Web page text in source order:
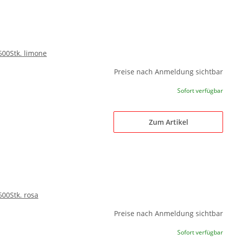
limone
Preise nach Anmeldung sichtbar
Sofort verfügbar
Zum Artikel
rosa
Preise nach Anmeldung sichtbar
Sofort verfügbar